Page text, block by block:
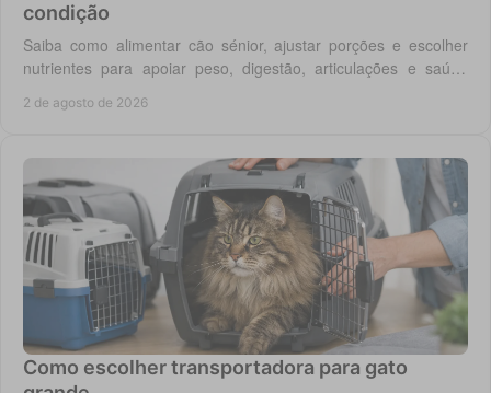
condição
Saiba como alimentar cão sénior, ajustar porções e escolher
nutrientes para apoiar peso, digestão, articulações e saúde
2 de agosto de 2026
Como escolher transportadora para gato